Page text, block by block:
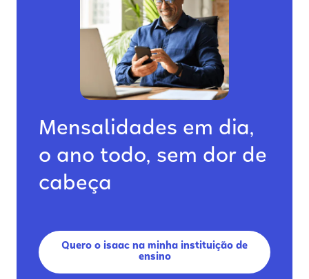
Mensalidades em dia,
o ano todo, sem dor de
cabeça
Quero o isaac na minha instituição de
ensino